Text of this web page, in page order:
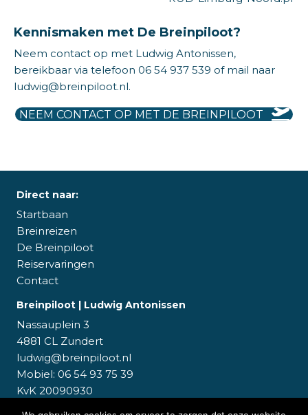
Kennismaken met De Breinpiloot?
Neem contact op met Ludwig Antonissen,
bereikbaar via telefoon 06 54 937 539 of mail naar
ludwig@breinpiloot.nl.
NEEM CONTACT OP MET DE BREINPILOOT
Direct naar:
Startbaan
Breinreizen
De Breinpiloot
Reiservaringen
Contact
Breinpiloot | Ludwig Antonissen
Nassauplein 3
4881 CL Zundert
ludwig@breinpiloot.nl
Mobiel: 06 54 93 75 39
KvK 20090930